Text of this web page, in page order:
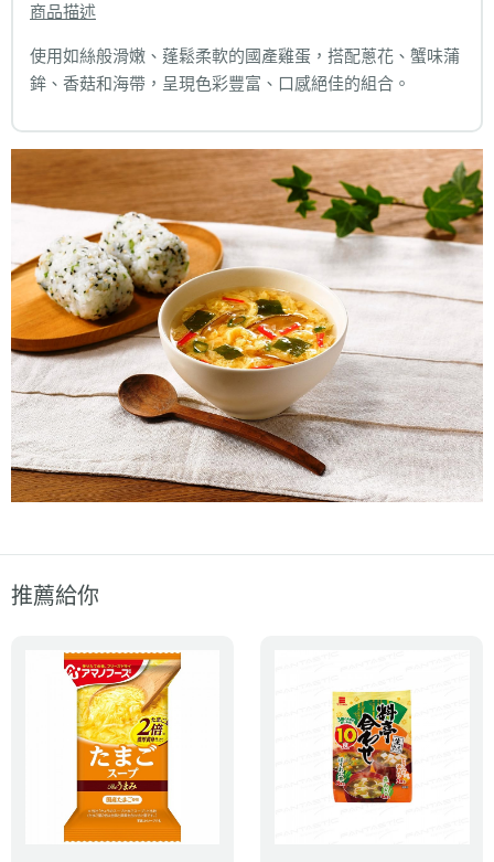
商品描述
使用如絲般滑嫩、蓬鬆柔軟的國產雞蛋，搭配蔥花、蟹味蒲
鉾、香菇和海帶，呈現色彩豐富、口感絕佳的組合。
推薦給你